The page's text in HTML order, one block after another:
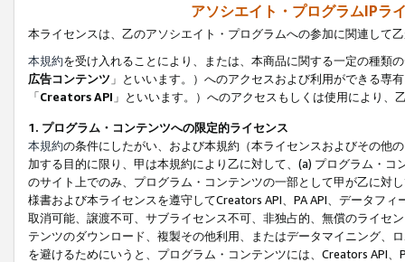
アソシエイト・プログラムIPラ
本ライセンスは、乙のアソシエイト・プログラムへの参加に関連して
本規約を受け入れることにより、または、本商品に関する一定の種類
広告コンテンツ 」といいます。）へのアクセスおよび利用ができる専
「Creators API 」といいます。）へのアクセスもしくは使用により
1. プログラム・コンテンツへの限定的ライセンス
本規約の条件にしたがい、および本規約（本ライセンスおよびその他
加する目的に限り、甲は本規約により乙に対して、(a) プログラム・
のサイト上でのみ、プログラム・コンテンツの一部として甲が乙に対
様書および本ライセンスを遵守してCreators API、PA API、データフ
取消可能、譲渡不可、サブライセンス不可、非独占的、無償のライセ
テンツのダウンロード、複製その他利用、またはデータマイニング、
を避けるためにいうと、プログラム・コンテンツには、Creators API